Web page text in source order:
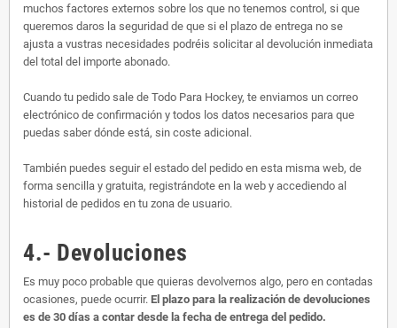
muchos factores externos sobre los que no tenemos control, si que
queremos daros la seguridad de que si el plazo de entrega no se
ajusta a vustras necesidades podréis solicitar al devolución inmediata
del total del importe abonado.
Cuando tu pedido sale de Todo Para Hockey, te enviamos un correo
electrónico de confirmación y todos los datos necesarios para que
puedas saber dónde está, sin coste adicional.
También puedes seguir el estado del pedido en esta misma web, de
forma sencilla y gratuita, registrándote en la web y accediendo al
historial de pedidos en tu zona de usuario.
4.- Devoluciones
Es muy poco probable que quieras devolvernos algo, pero en contadas
ocasiones, puede ocurrir. El plazo para la realización de devoluciones
es de 30 días a contar desde la fecha de entrega del pedido.